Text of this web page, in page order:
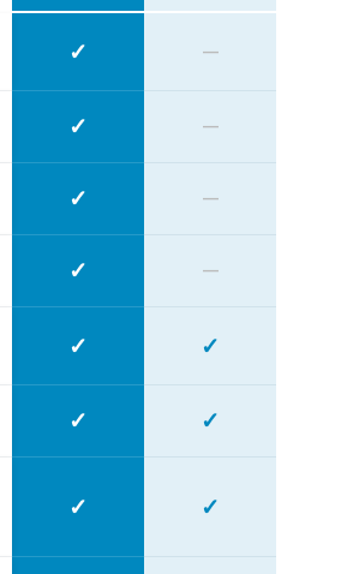
✓ —
✓ —
✓ —
✓ —
✓ ✓
✓ ✓
✓ ✓